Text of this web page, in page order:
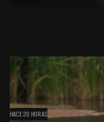
HACE 20 HORAS